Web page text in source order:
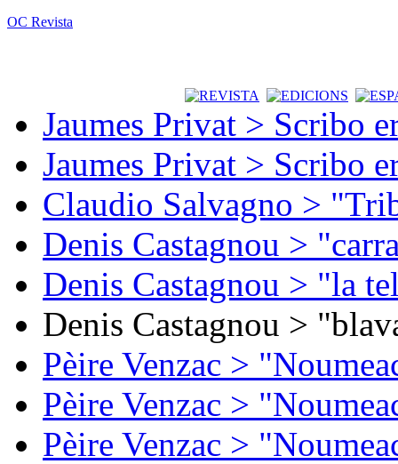
OC Revista
Jaumes Privat > Scribo
Jaumes Privat > Scribo
Claudio Salvagno >
Denis Castagnou >
Denis Castagnou > "la
Denis Castagnou >
Pèire Venzac >
Pèire Venzac >
Pèire Venzac >